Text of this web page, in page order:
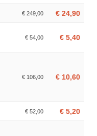
€ 249,00 € 24,90
€ 54,00 € 5,40
€ 106,00 € 10,60
€ 52,00 € 5,20